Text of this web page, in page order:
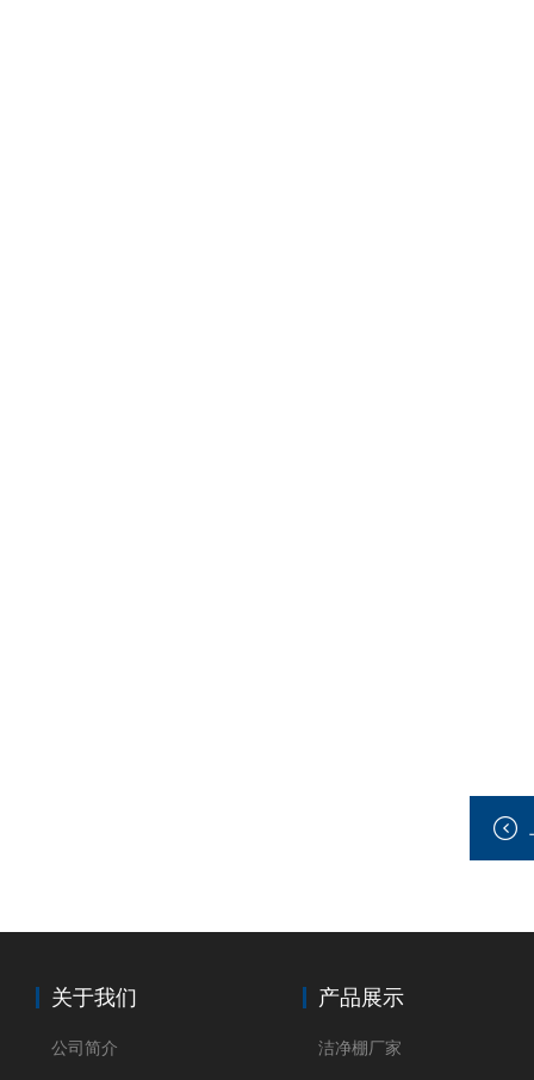
关于我们
公司简介
产品展示
洁净棚厂家